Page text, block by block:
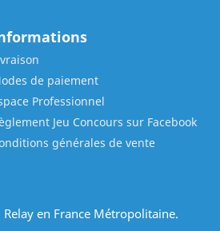
de paiement
Professionnel
Jeu Concours sur Facebook
générales de vente
en France Métropolitaine.